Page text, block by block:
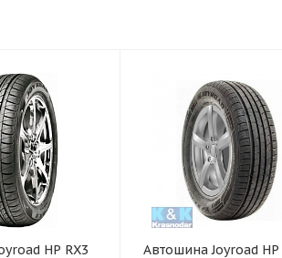
HP RX3
Автошина Joyroad HP